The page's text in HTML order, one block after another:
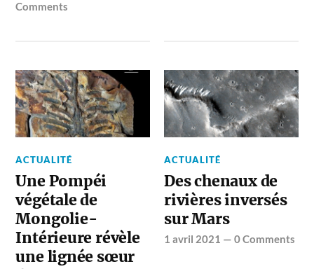
Comments
ACTUALITÉ
Une Pompéi
végétale de
Mongolie-
Intérieure révèle
une lignée sœur
ACTUALITÉ
Des chenaux de
rivières inversés
sur Mars
1 avril 2021 —0 Comments